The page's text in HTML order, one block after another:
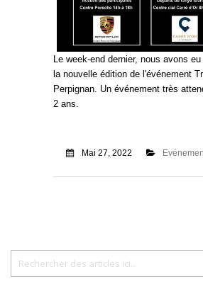
Le week-end dernier, nous avons
la nouvelle édition de l'événement
Perpignan. Un événement très
2 ans.
Mai 27, 2022